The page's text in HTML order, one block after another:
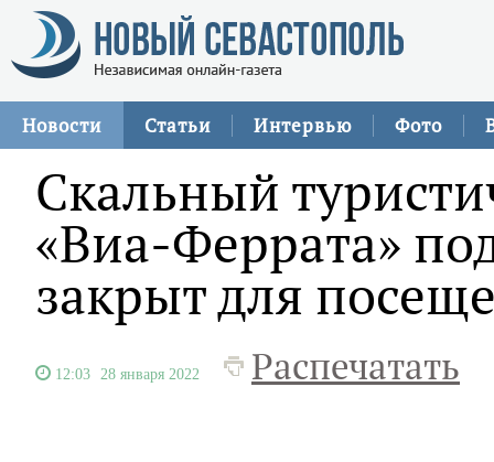
Новости Статьи Интервью Фото
Скальный
«Виа-Феррата»
закрыт для
12:03 28 января 2022 Распечатать